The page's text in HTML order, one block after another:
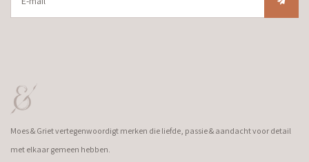
Moes & Griet vertegenwoordigt merken die liefde, passie & aandacht voor detail
met elkaar gemeen hebben.